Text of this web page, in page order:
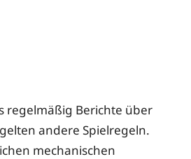
regelmäßig Berichte über
andere Spielregeln.
mechanischen